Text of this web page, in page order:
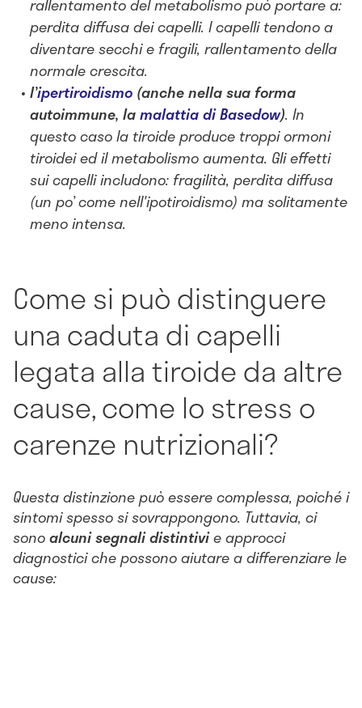
rallentamento del metabolismo può portare a:
perdita diffusa dei capelli. I capelli tendono a
diventare secchi e fragili, rallentamento della
normale crescita.
l’ipertiroidismo (anche nella sua forma
autoimmune, lamalattia di Basedow). In
questo caso la tiroide produce troppi ormoni
tiroidei ed il metabolismo aumenta. Gli effetti
sui capelli includono: fragilità, perdita diffusa
(un po’ come nell'ipotiroidismo) ma solitamente
meno intensa.
Come si può distinguere
una caduta di capelli
legata alla tiroide da altre
cause, come lo stress o
carenze nutrizionali?
Questa distinzione può essere complessa, poiché i
sintomi spesso si sovrappongono. Tuttavia, ci
sonoalcuni segnali distintivie approcci
diagnostici che possono aiutare a differenziare le
cause: